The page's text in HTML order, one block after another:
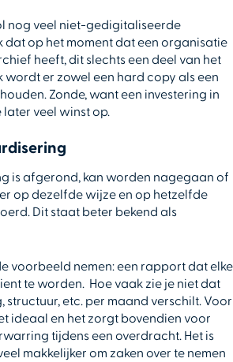
nog veel niet-gedigitaliseerde
dat op het moment dat een organisatie
heeft, dit slechts een deel van het
er zowel een hard copy als een
Zonde, want een investering in
veel winst op.
is afgerond, kan worden nagegaan of
op dezelfde wijze en op hetzelfde
Dit staat beter bekend als
voorbeeld nemen: een rapport dat elke
te worden. Hoe vaak zie je niet dat
etc. per maand verschilt. Voor
ideaal en het zorgt bovendien voor
tijdens een overdracht. Het is
makkelijker om zaken over te nemen